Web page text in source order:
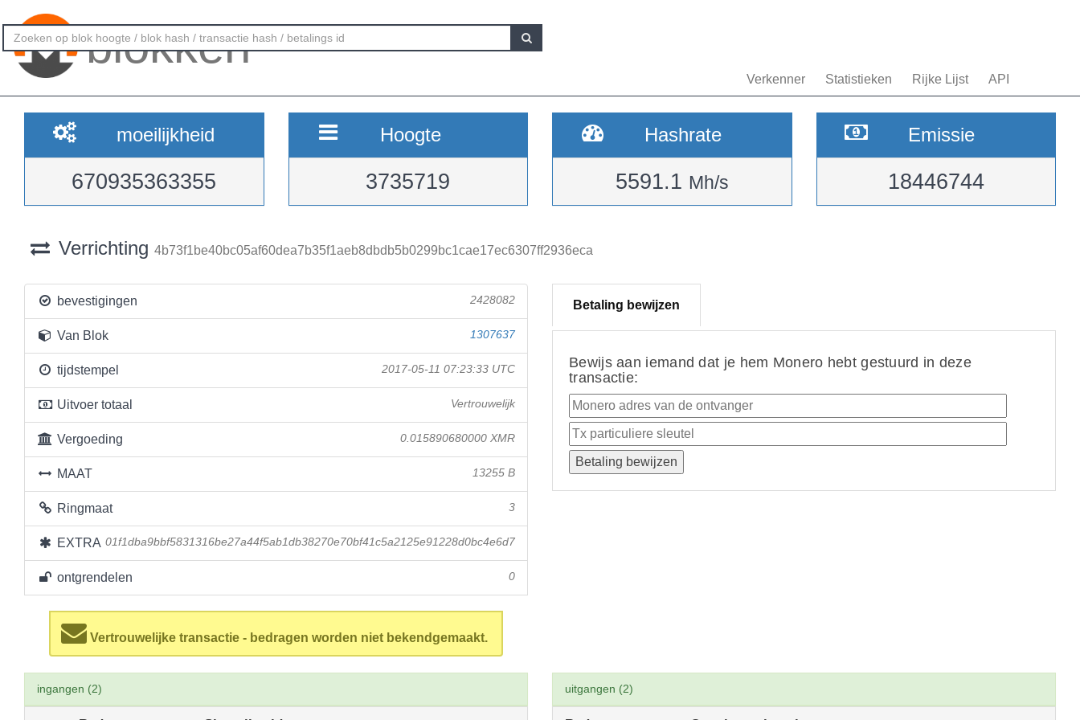
blokken
Verkenner Statistieken Rijke Lijst API
moeilijkheid
670935363355
Hoogte
3735719
Hashrate
5591.1 Mh/s
Emissie
18446744
Verrichting 4b73f1be40bc05af60dea7b35f1aeb8dbdb5b0299bc1cae17ec6307ff2936eca
bevestigingen 2428082
Van Blok 1307637
tijdstempel 2017-05-11 07:23:33 UTC
Uitvoer totaal Vertrouwelijk
Vergoeding 0.015890680000 XMR
MAAT 13255 B
Ringmaat 3
EXTRA 01f1dba9bbf5831316be27a44f5ab1db38270e70bf41c5a2125e91228d0bc4e6d7
ontgrendelen 0
Vertrouwelijke transactie - bedragen worden niet bekendgemaakt.
Betaling bewijzen
Bewijs aan iemand dat je hem Monero hebt gestuurd in deze
transactie:
ingangen (2) uitgangen (2)